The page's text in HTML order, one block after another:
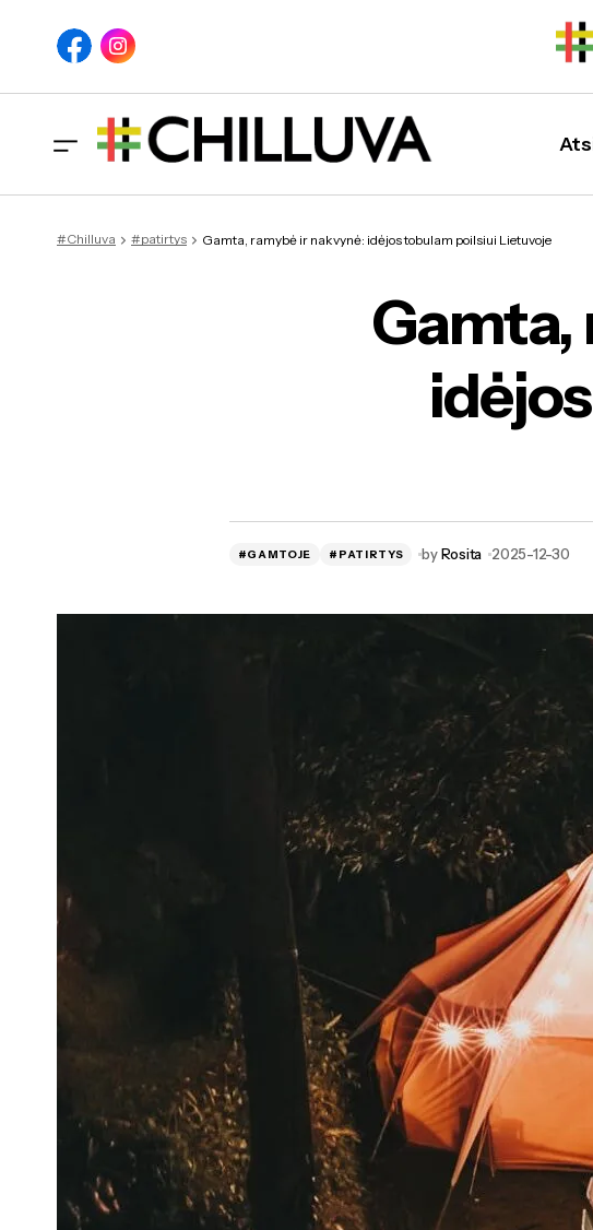
Gamta, ramybė
#Chilluva #patirtys Gamta, ramybė ir nakvynė: idėjos tobulam poilsiui Lietuvoje
Gamta,
#GAMTOJE #PATIRTYS byRosita 2025-12-30